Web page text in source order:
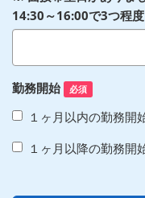
14:30～16:00で3つ程度
勤務開始 必須
１ヶ月以内の勤務開
１ヶ月以降の勤務開